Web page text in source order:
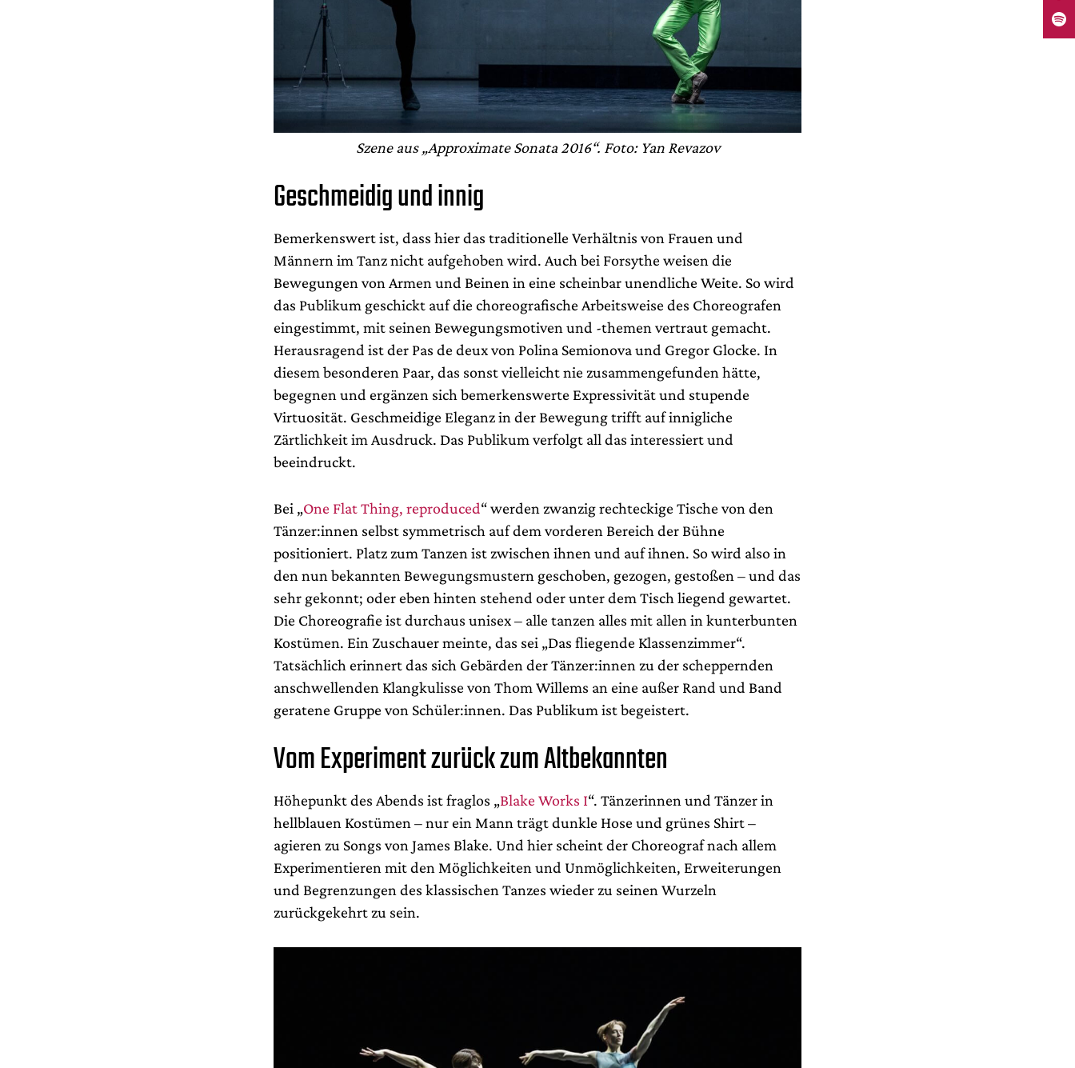
Szene aus „Approximate Sonata 2016“. Foto: Yan Revazov
Geschmeidig und innig
Bemerkenswert ist, dass hier das traditionelle Verhältnis von Frauen und
Männern im Tanz nicht aufgehoben wird. Auch bei Forsythe weisen die
Bewegungen von Armen und Beinen in eine scheinbar unendliche Weite. So wird
das Publikum geschickt auf die choreografische Arbeitsweise des Choreografen
eingestimmt, mit seinen Bewegungsmotiven und -themen vertraut gemacht.
Herausragend ist der Pas de deux von Polina Semionova und Gregor Glocke. In
diesem besonderen Paar, das sonst vielleicht nie zusammengefunden hätte,
begegnen und ergänzen sich bemerkenswerte Expressivität und stupende
Virtuosität. Geschmeidige Eleganz in der Bewegung trifft auf innigliche
Zärtlichkeit im Ausdruck. Das Publikum verfolgt all das interessiert und
beeindruckt.
Bei „One Flat Thing, reproduced“ werden zwanzig rechteckige Tische von den
Tänzer:innen selbst symmetrisch auf dem vorderen Bereich der Bühne
positioniert. Platz zum Tanzen ist zwischen ihnen und auf ihnen. So wird also in
den nun bekannten Bewegungsmustern geschoben, gezogen, gestoßen – und das
sehr gekonnt; oder eben hinten stehend oder unter dem Tisch liegend gewartet.
Die Choreografie ist durchaus unisex – alle tanzen alles mit allen in kunterbunten
Kostümen. Ein Zuschauer meinte, das sei „Das fliegende Klassenzimmer“.
Tatsächlich erinnert das sich Gebärden der Tänzer:innen zu der scheppernden
anschwellenden Klangkulisse von Thom Willems an eine außer Rand und Band
geratene Gruppe von Schüler:innen. Das Publikum ist begeistert.
Vom Experiment zurück zum Altbekannten
Höhepunkt des Abends ist fraglos „Blake Works I“. Tänzerinnen und Tänzer in
hellblauen Kostümen – nur ein Mann trägt dunkle Hose und grünes Shirt –
agieren zu Songs von James Blake. Und hier scheint der Choreograf nach allem
Experimentieren mit den Möglichkeiten und Unmöglichkeiten, Erweiterungen
und Begrenzungen des klassischen Tanzes wieder zu seinen Wurzeln
zurückgekehrt zu sein.